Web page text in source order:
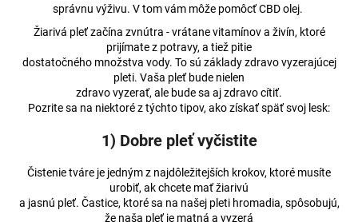
správnu výživu. V tom vám môže pomôcť CBD olej.
Žiarivá pleť začína zvnútra - vrátane vitamínov a živín, ktoré
prijímate z potravy, a tiež pitie
dostatočného množstva vody. To sú základy zdravo vyzerajúcej
pleti. Vaša pleť bude nielen
zdravo vyzerať, ale bude sa aj zdravo cítiť.
Pozrite sa na niektoré z týchto tipov, ako získať späť svoj lesk:
1) Dobre pleť vyčistite
Čistenie tváre je jedným z najdôležitejších krokov, ktoré musíte
urobiť, ak chcete mať žiarivú
a jasnú pleť. Častice, ktoré sa na našej pleti hromadia, spôsobujú,
že naša pleť je matná a vyzerá
O
m